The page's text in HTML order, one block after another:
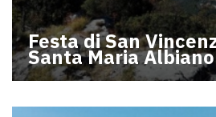
Festa di San
Santa Maria Albiano